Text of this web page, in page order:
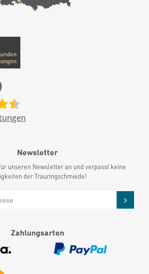
Newsletter
unseren Newsletter an und verpasst keine
der Trauringschmiede!
Zahlungsarten